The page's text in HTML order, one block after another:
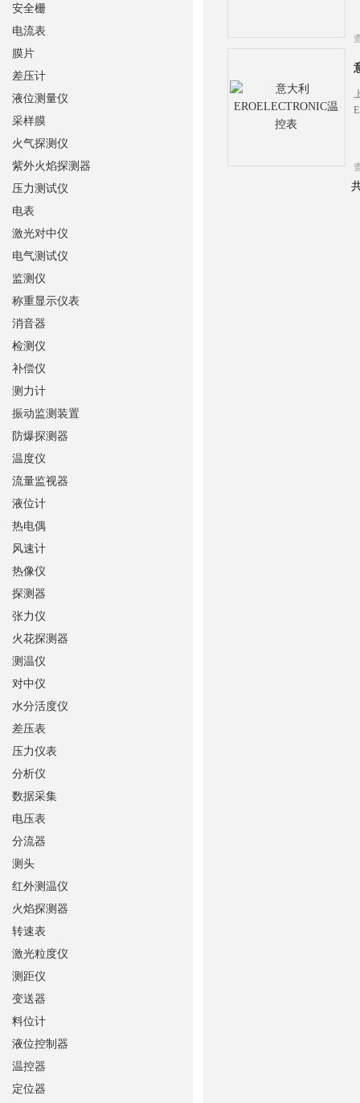
安全栅
电流表
膜片
差压计
液位测量仪
采样膜
火气探测仪
紫外火焰探测器
压力测试仪
电表
激光对中仪
电气测试仪
监测仪
称重显示仪表
消音器
检测仪
补偿仪
测力计
振动监测装置
防爆探测器
温度仪
流量监视器
液位计
热电偶
风速计
热像仪
探测器
张力仪
火花探测器
测温仪
对中仪
水分活度仪
差压表
压力仪表
分析仪
数据采集
电压表
分流器
测头
红外测温仪
火焰探测器
转速表
激光粒度仪
测距仪
变送器
料位计
液位控制器
温控器
定位器